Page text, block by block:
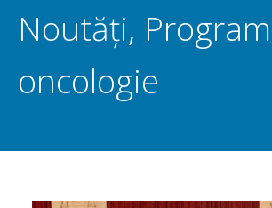
Noutăți,
oncologie